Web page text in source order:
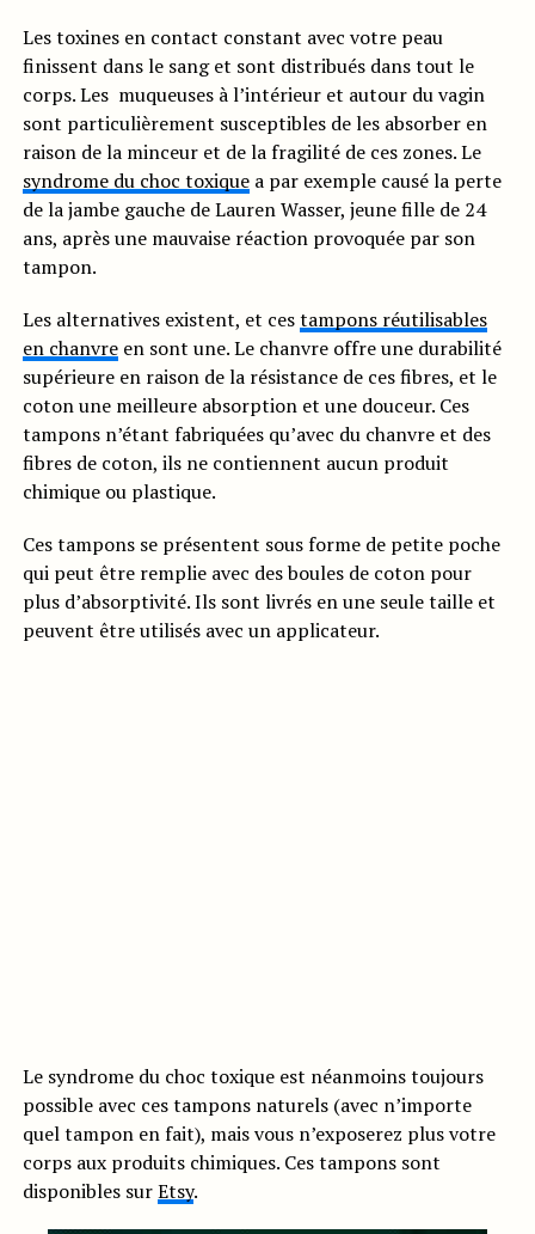
Les toxines en contact constant avec votre peau
finissent dans le sang et sont distribués dans tout le
corps. Les muqueuses à l’intérieur et autour du vagin
sont particulièrement susceptibles de les absorber en
raison de la minceur et de la fragilité de ces zones. Le
syndrome du choc toxiquea par exemple causé la perte
de la jambe gauche de Lauren Wasser, jeune fille de 24
ans, après une mauvaise réaction provoquée par son
tampon.
Les alternatives existent, et cestampons réutilisables
en chanvreen sont une. Le chanvre offre une durabilité
supérieure en raison de la résistance de ces fibres, et le
coton une meilleure absorption et une douceur. Ces
tampons n’étant fabriquées qu’avec du chanvre et des
fibres de coton, ils ne contiennent aucun produit
chimique ou plastique.
Ces tampons se présentent sous forme de petite poche
qui peut être remplie avec des boules de coton pour
plus d’absorptivité. Ils sont livrés en une seule taille et
peuvent être utilisés avec un applicateur.
Le syndrome du choc toxique est néanmoins toujours
possible avec ces tampons naturels (avec n’importe
quel tampon en fait), mais vous n’exposerez plus votre
corps aux produits chimiques. Ces tampons sont
disponibles surEtsy.